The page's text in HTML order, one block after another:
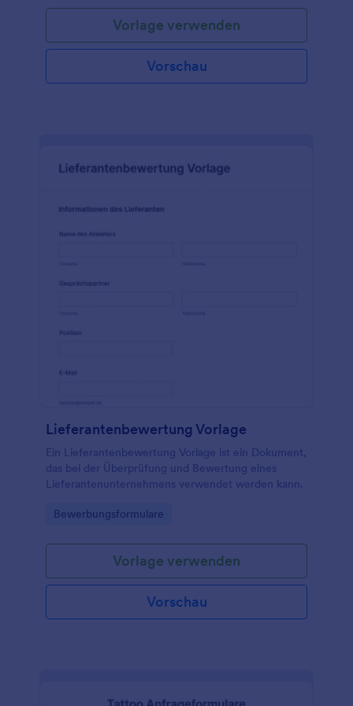
dieses Formular in eine der mehr als 20 verfügbaren
Zahlungsmethoden von Jotform, darunter Square,
PayPal, Stripe und andere. Dieses Anmeldeformular
für Schulungen, Kurse oder Klassen ist vollständig
anpassbar, sodass Sie alle erforderlichen Daten wie
Vorlage verwenden
Vorschau
Lieferantenbewertung Vorlage
Ein Lieferantenbewertung Vorlage ist ein Dokument,
das bei der Überprüfung und Bewertung eines
Lieferantenunternehmens verwendet werden kann.
Go to Category:
Bewerbungsformulare
Vorlage verwenden
Vorschau